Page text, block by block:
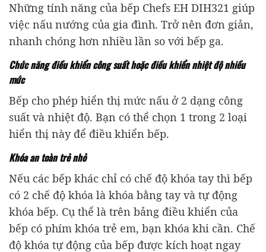
Những tính năng của bếp Chefs EH DIH321 giúp
việc nấu nướng của gia đình. Trở nên đơn giản,
nhanh chóng hơn nhiều lần so với bếp ga.
Chức năng điều khiển công suất hoặc điều khiển nhiệt độ nhiều
mức
Bếp cho phép hiển thị mức nấu ở 2 dạng công
suất và nhiệt độ. Bạn có thể chọn 1 trong 2 loại
hiển thị này để điều khiển bếp.
Khóa an toàn trẻ nhỏ
Nếu các bếp khác chỉ có chế độ khóa tay thì bếp
có 2 chế độ khóa là khóa bằng tay và tự động
khóa bếp. Cụ thể là trên bảng điều khiển của
bếp có phím khóa trẻ em, bạn khóa khi cần. Chế
độ khóa tự động của bếp được kích hoạt ngay